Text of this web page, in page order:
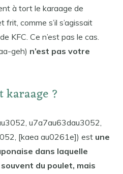
à tort le karaage de
frit, comme s’il s’agissait
KFC. Ce n’est pas le cas.
geh) n’est pas votre
karaage ?
u7a7au63dau3052,
[kaea au0261e]) est une
dans laquelle
du poulet, mais